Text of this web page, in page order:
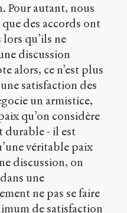
Pour autant, nous
des accords ont
lors qu’ils ne
discussion
alors, ce n’est plus
satisfaction des
un armistice,
qu’on considère
durable - il est
véritable paix
discussion, on
une
ne pas se faire
de satisfaction